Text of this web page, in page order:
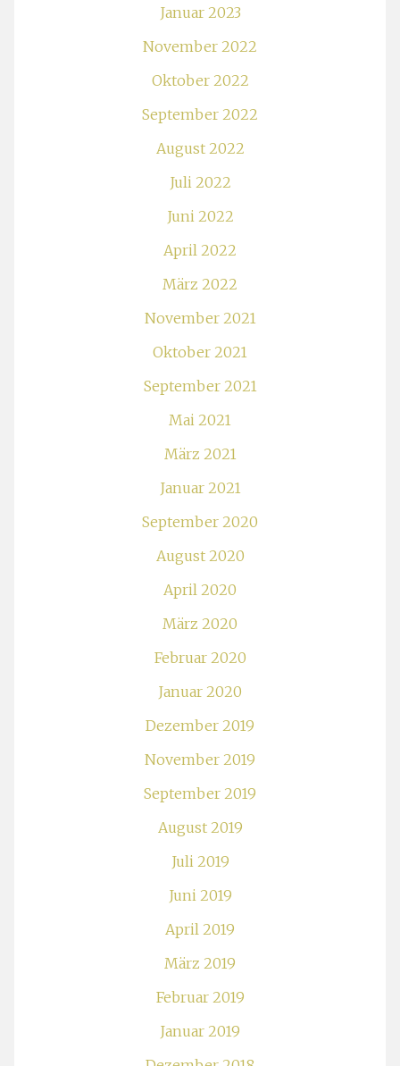
Januar 2023
November 2022
Oktober 2022
September 2022
August 2022
Juli 2022
Juni 2022
April 2022
März 2022
November 2021
Oktober 2021
September 2021
Mai 2021
März 2021
Januar 2021
September 2020
August 2020
April 2020
März 2020
Februar 2020
Januar 2020
Dezember 2019
November 2019
September 2019
August 2019
Juli 2019
Juni 2019
April 2019
März 2019
Februar 2019
Januar 2019